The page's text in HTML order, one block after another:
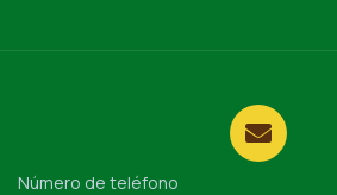
Número de teléfono